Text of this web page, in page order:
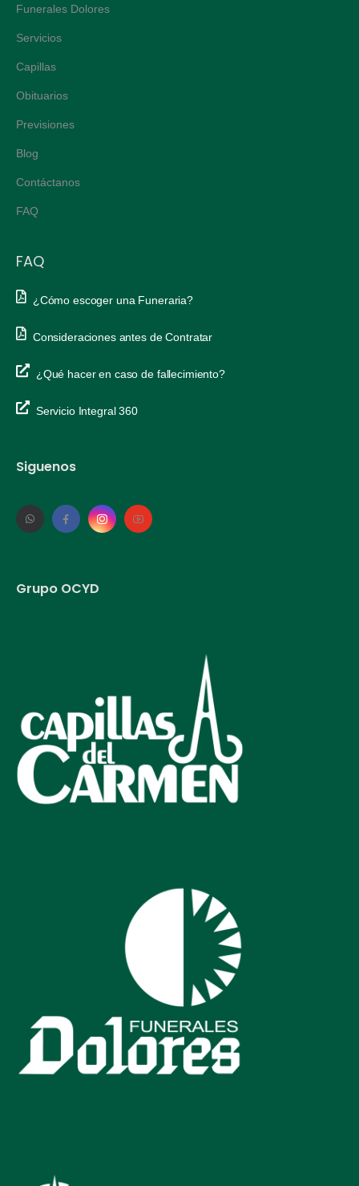
Funerales Dolores
Servicios
Capillas
Obituarios
Previsiones
Blog
Contáctanos
FAQ
FAQ
¿Cómo escoger una Funeraria?
Consideraciones antes de Contratar
¿Qué hacer en caso de fallecimiento?
Servicio Integral 360
Siguenos
Grupo OCYD